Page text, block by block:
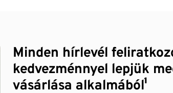
Minden hírlevél
kedvezménnyel lepjük
vásárlása alkalmából¹